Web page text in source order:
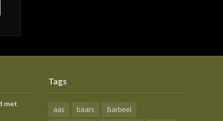
met
Tags
aas baars
Barbeel